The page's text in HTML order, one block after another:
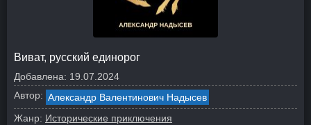
Виват, русский единорог
Добавлена: 19.07.2024
Автор: Александр Валентинович Надысев
Жанр: Исторические приключения